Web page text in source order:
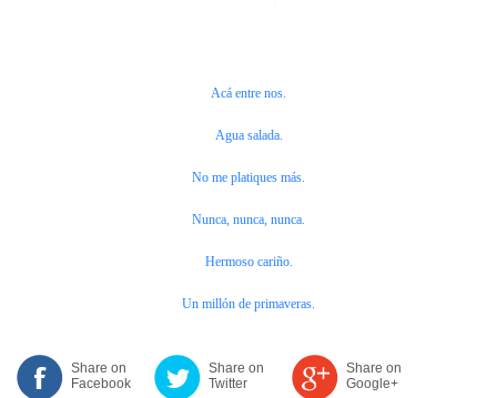
Acá entre nos.
Agua salada.
No me platiques más.
Nunca, nunca, nunca.
Hermoso cariño.
Un millón de primaveras.
Share on
Facebook
Share on
Twitter
Share on
Google+